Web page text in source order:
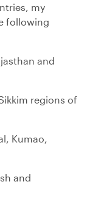
my
following
and
regions of
Kumao,
and